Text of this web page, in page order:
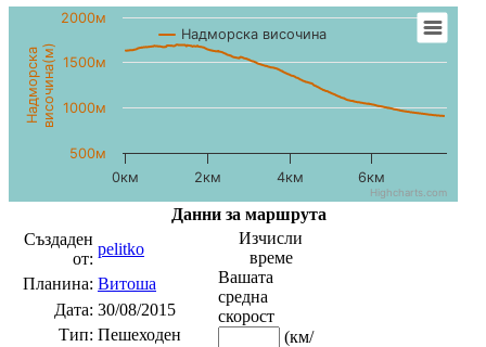
Надморскависочина(м)
Надморска височина
0км 2км 4км 6км
500м
1000м
1500м
2000м
Highcharts.com
Данни за маршрута
Създаден
от:
pelitko
Изчисли
време
Вашата
средна
скорост
(км/
Планина: Витоша
Дата: 30/08/2015
Тип: Пешеходен